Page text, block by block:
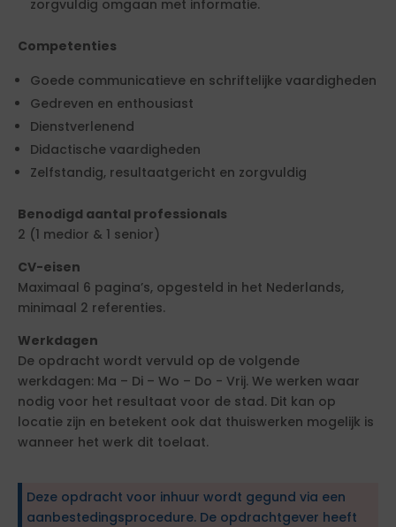
zorgvuldig omgaan met informatie.
Competenties
Goede communicatieve en schriftelijke vaardigheden
Gedreven en enthousiast
Dienstverlenend
Didactische vaardigheden
Zelfstandig, resultaatgericht en zorgvuldig
Benodigd aantal professionals
2 (1 medior & 1 senior)
CV-eisen
Maximaal 6 pagina’s, opgesteld in het Nederlands,
minimaal 2 referenties.
Werkdagen
De opdracht wordt vervuld op de volgende
werkdagen: Ma – Di – Wo – Do - Vrij. We werken waar
nodig voor het resultaat voor de stad. Dit kan op
locatie zijn en betekent ook dat thuiswerken mogelijk is
wanneer het werk dit toelaat.
Deze opdracht voor inhuur wordt gegund via een
aanbestedingsprocedure. De opdrachtgever heeft